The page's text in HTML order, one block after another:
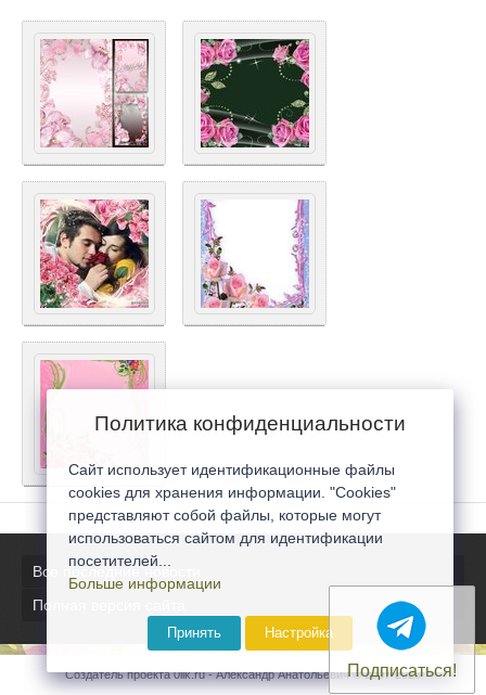
Все последние новости
Полная версия сайта
Создатель проекта 0lik.ru - Александр Анатольевич © 2007-2026
Подписаться!
Политика конфиденциальности
Сайт использует идентификационные файлы
cookies для хранения информации. "Cookies"
представляют собой файлы, которые могут
использоваться сайтом для идентификации
посетителей...
Больше информации
Принять Настройка